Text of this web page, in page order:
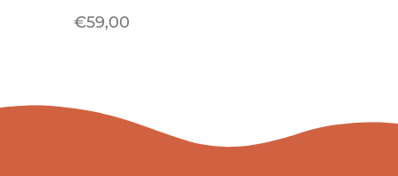
€59,00